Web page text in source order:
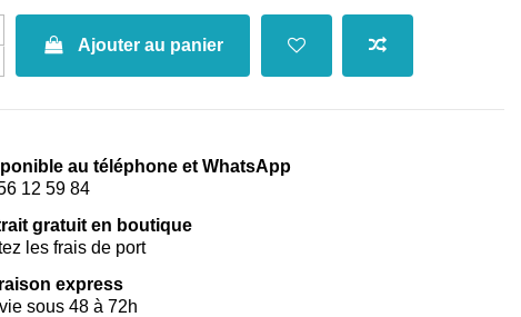
Ajouter au panier
au téléphone et WhatsApp
12 59 84
gratuit en boutique
les frais de port
express
sous 48 à 72h